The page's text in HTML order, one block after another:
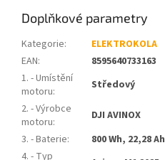
Doplňkové parametry
Kategorie:
ELEKTROKOLA
EAN:
8595640733163
1. - Umístění
motoru:
Středový
2. - Výrobce
motoru:
DJI AVINOX
3. - Baterie:
800 Wh, 22,28 Ah
4. - Typ